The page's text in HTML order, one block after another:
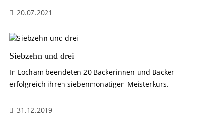
20.07.2021
Siebzehn und drei
In Locham beendeten 20 Bäckerinnen und Bäcker
erfolgreich ihren siebenmonatigen Meisterkurs.
31.12.2019